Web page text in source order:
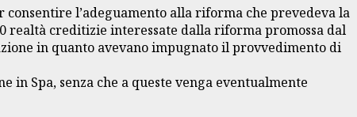
l’adeguamento alla riforma che prevedeva la
realtà creditizie interessate dalla riforma promossa dal
in quanto avevano impugnato il provvedimento di
Spa, senza che a queste venga eventualmente